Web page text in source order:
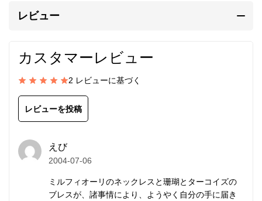
せん。
ヤ（インドネシア）で装身具として先祖代々受け継が
れてきた100年以上前のアンティークビーズです。
鹿革紐の優しい肌触りは心地よく、しなやかで軽快な
装着感です。
調節パーツで着け心地を自由自在に変えられます。
お選びいただけます。
レビュー
カスタマーレビュー
2 レビューに基づく
レビューを投稿
えび
2004-07-06
ミルフィオーリのネックレスと珊瑚とターコイズの
ブレスが、諸事情により、ようやく自分の手に届き